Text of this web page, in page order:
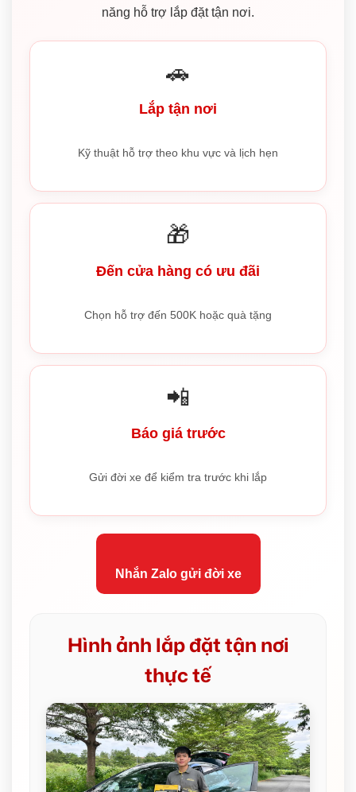
năng hỗ trợ lắp đặt tận nơi.
🚗
Lắp tận nơi
Kỹ thuật hỗ trợ theo khu vực và lịch hẹn
🎁
Đến cửa hàng có ưu đãi
Chọn hỗ trợ đến 500K hoặc quà tặng
📲
Báo giá trước
Gửi đời xe để kiểm tra trước khi lắp
Nhắn Zalo gửi đời xe
Hình ảnh lắp đặt tận nơi
thực tế